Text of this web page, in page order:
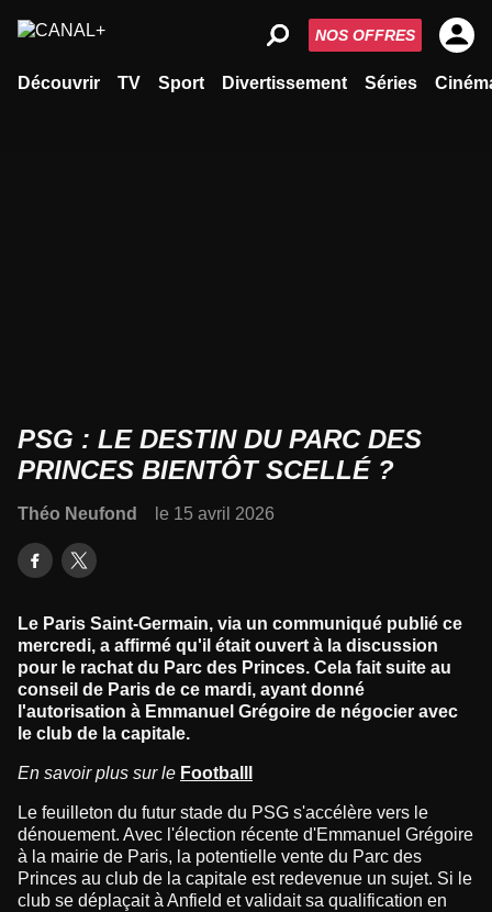
Découvrir TV Sport Divertissement Séries
NOS OFFRES
PSG : LE DESTIN DU PARC DES
PRINCES BIENTÔT SCELLÉ ?
Théo Neufond le 15 avril 2026
Le Paris Saint-Germain, via un communiqué publié ce
mercredi, a affirmé qu'il était ouvert à la discussion
pour le rachat du Parc des Princes. Cela fait suite au
conseil de Paris de ce mardi, ayant donné
l'autorisation à Emmanuel Grégoire de négocier avec
le club de la capitale.
En savoir plus sur le Footballl
Le feuilleton du futur stade du PSG s'accélère vers le
dénouement. Avec l'élection récente d'Emmanuel Grégoire
à la mairie de Paris, la potentielle vente du Parc des
Princes au club de la capitale est redevenue un sujet. Si le
club se déplaçait à Anfield et validait sa qualification en